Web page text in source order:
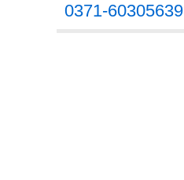
0371-60305639